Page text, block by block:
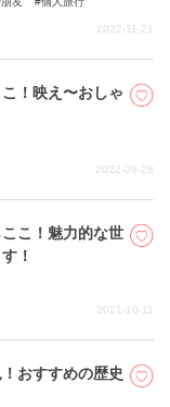
2022-11-21
！映え〜おしゃ
2022-09-28
ここ！魅力的な世
！
2021-10-11
おすすめの歴史